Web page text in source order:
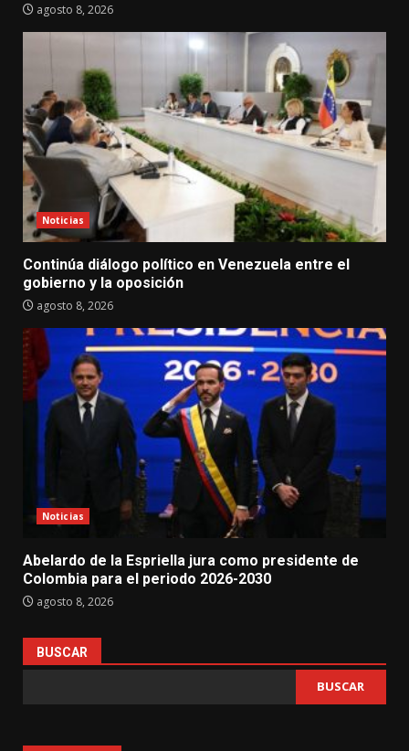
agosto 8, 2026
Noticias
Continúa diálogo político en Venezuela entre el
gobierno y la oposición
agosto 8, 2026
Noticias
Abelardo de la Espriella jura como presidente de
Colombia para el periodo 2026-2030
agosto 8, 2026
BUSCAR
BUSCAR